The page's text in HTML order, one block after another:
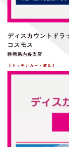
ディスカウントドラ
コスモス
静岡県内各支店
【キッチンカー・露店】